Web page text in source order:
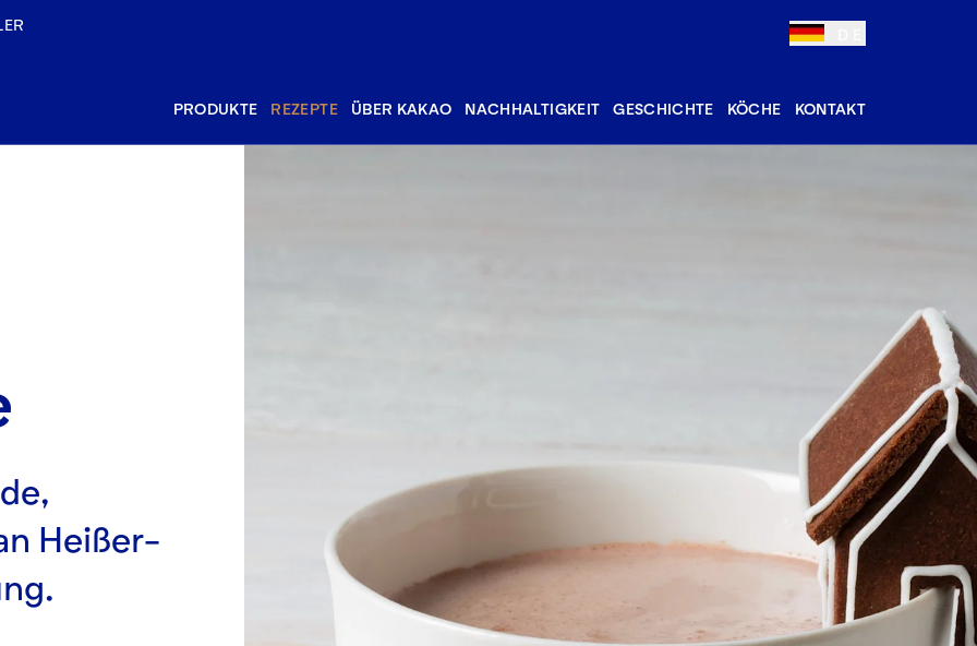
PRODUKTE REZEPTE ÜBER KAKAO NACHHALTIGKEIT GESCHICHTE KÖCHE KONTAKT
Heißer-